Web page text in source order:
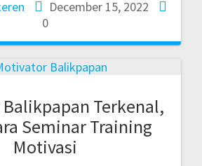
December 15, 2022
0
Terkenal,
Seminar Training
Motivasi